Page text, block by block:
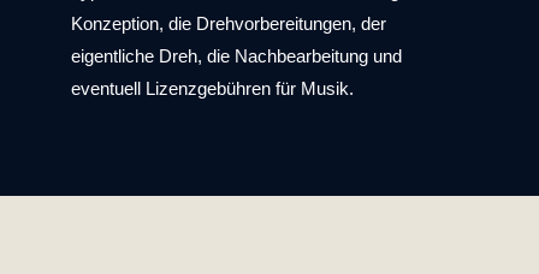
Konzeption, die Drehvorbereitungen, der
eigentliche Dreh, die Nachbearbeitung und
eventuell Lizenzgebühren für Musik.